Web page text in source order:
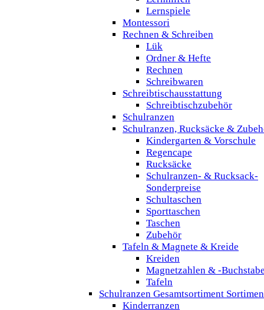
Lernspiele
Montessori
Rechnen & Schreiben
Lük
Ordner & Hefte
Rechnen
Schreibwaren
Schreibtischausstattung
Schreibtischzubehör
Schulranzen
Schulranzen, Rucksäcke &
Kindergarten & Vorschule
Regencape
Rucksäcke
Schulranzen- & Rucksack-
Sonderpreise
Schultaschen
Sporttaschen
Taschen
Zubehör
Tafeln & Magnete & Kreide
Kreiden
Magnetzahlen & -
Tafeln
Schulranzen Gesamtsortiment
Kinderranzen